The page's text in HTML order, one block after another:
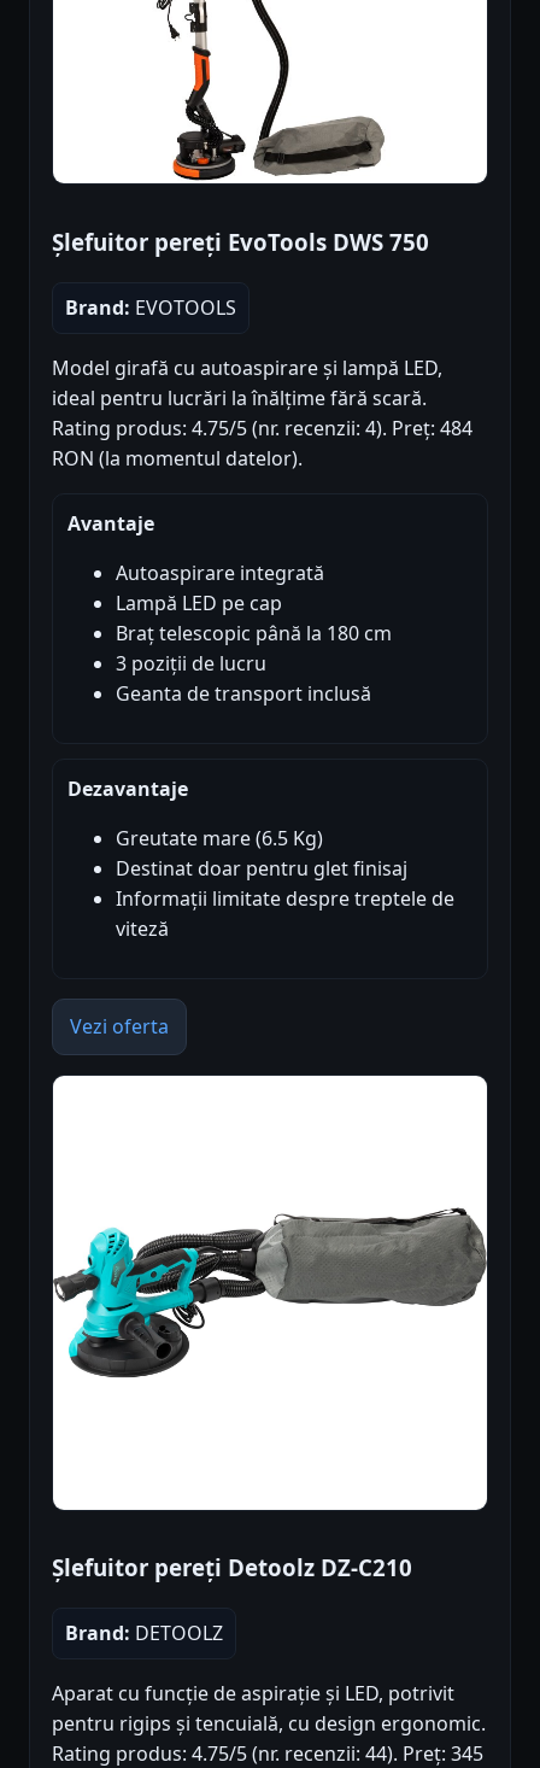
Șlefuitor pereți EvoTools DWS 750
Brand: EVOTOOLS
Model girafă cu autoaspirare și lampă LED,
ideal pentru lucrări la înălțime fără scară.
Rating produs: 4.75/5 (nr. recenzii: 4). Preț: 484
RON (la momentul datelor).
Avantaje
Autoaspirare integrată
Lampă LED pe cap
Braț telescopic până la 180 cm
3 poziții de lucru
Geanta de transport inclusă
Dezavantaje
Greutate mare (6.5 Kg)
Destinat doar pentru glet finisaj
Informații limitate despre treptele de
viteză
Vezi oferta
Șlefuitor pereți Detoolz DZ-C210
Brand: DETOOLZ
Aparat cu funcție de aspirație și LED, potrivit
pentru rigips și tencuială, cu design ergonomic.
Rating produs: 4.75/5 (nr. recenzii: 44). Preț: 345